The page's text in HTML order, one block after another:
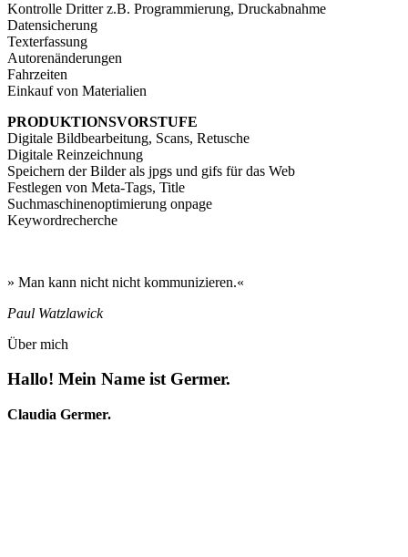
Kontrolle Dritter z.B. Programmierung, Druckabnahme
Datensicherung
Texterfassung
Autorenänderungen
Fahrzeiten
Einkauf von Materialien
PRODUKTIONSVORSTUFE
Digitale Bildbearbeitung, Scans, Retusche
Digitale Reinzeichnung
Speichern der Bilder als jpgs und gifs für das Web
Festlegen von Meta-Tags, Title
Suchmaschinenoptimierung onpage
Keywordrecherche
» Man kann nicht nicht kommunizieren.«
Paul Watzlawick
Über mich
Hallo! Mein Name ist Germer.
Claudia Germer.